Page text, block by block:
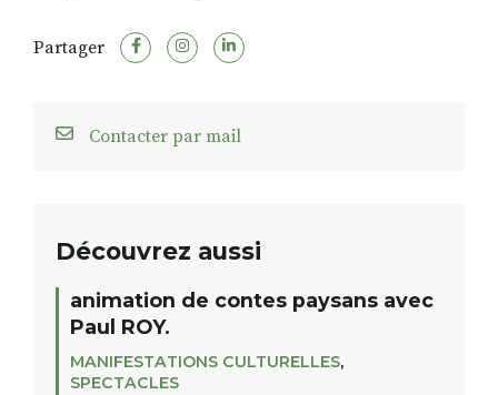
Partager
Contacter par mail
Découvrez aussi
animation de contes paysans avec
Paul ROY.
MANIFESTATIONS CULTURELLES,
SPECTACLES